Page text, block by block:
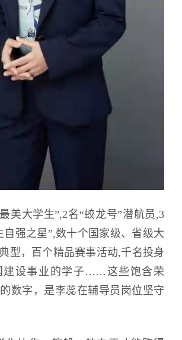
美大学生”,2名“蛟龙号”潜航员,3
自强之星”,数十个国家级、省级大
型，百个精品赛事活动,千名投身
建设事业的学子……这些饱含荣
数字，是李蕊在辅导员岗位坚守